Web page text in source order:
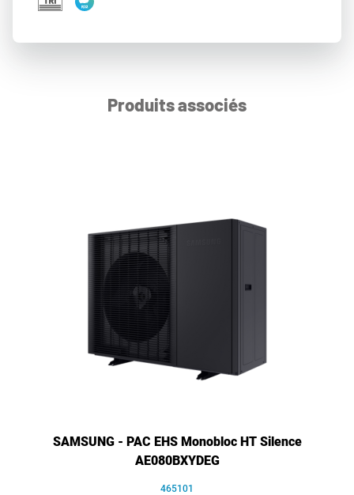
Produits associés
SAMSUNG - PAC EHS Monobloc HT Silence
AE080BXYDEG
465101